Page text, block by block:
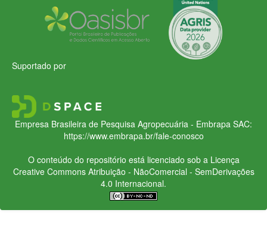
Suportado por
Empresa Brasileira de Pesquisa Agropecuária - Embrapa SAC:
https://www.embrapa.br/fale-conosco
O conteúdo do repositório está licenciado sob a Licença
Creative CommonsAtribuição - NãoComercial - SemDerivações
4.0 Internacional.